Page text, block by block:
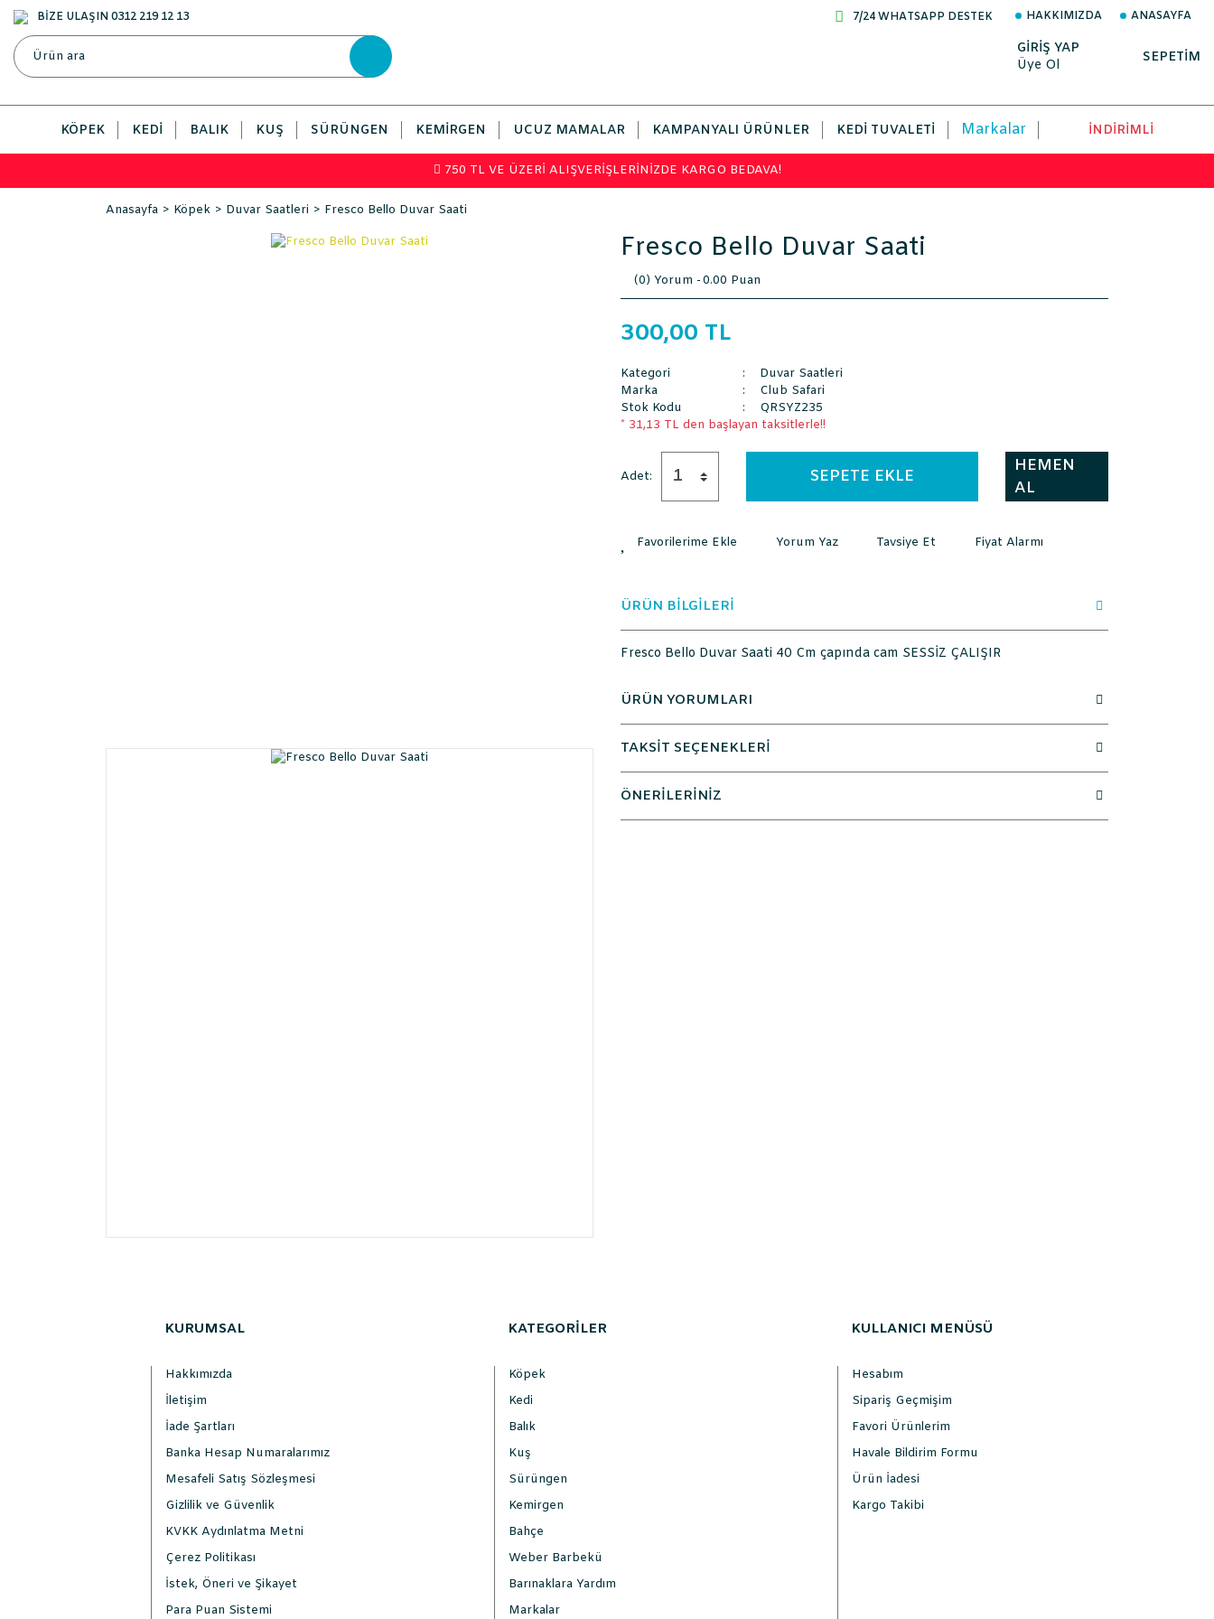
BİZE ULAŞIN 0312 219 12 13 7/24 WHATSAPP DESTEK HAKKIMIZDA ANASAYFA
GİRİŞ YAP
Üye Ol
SEPETİM
KÖPEK KEDI BALIK KUŞ SÜRÜNGEN KEMIRGEN UCUZ MAMALAR KAMPANYALI ÜRÜNLER KEDI TUVALETI Markalar İNDİRİMLİ
750 TL VE ÜZERİ ALIŞVERİŞLERİNİZDE KARGO BEDAVA!
Anasayfa Köpek Duvar Saatleri Fresco Bello Duvar Saati
Fresco Bello Duvar Saati
(0) Yorum -0.00 Puan
300,00 TL
Kategori
Duvar Saatleri
Marka
Club Safari
Stok Kodu
QRSYZ235
* 31,13 TL den başlayan taksitlerle!!
Adet: SEPETE EKLE
HEMEN
AL
Yorum Yaz Tavsiye Et Fiyat Alarmı
ÜRÜN BİLGİLERİ
Fresco Bello Duvar Saati 40 Cm çapında cam SESSİZ ÇALIŞIR
ÜRÜN YORUMLARI
TAKSİT SEÇENEKLERİ
ÖNERİLERİNİZ
KURUMSAL
Hakkımızda
İletişim
İade Şartları
Banka Hesap Numaralarımız
Mesafeli Satış Sözleşmesi
Gizlilik ve Güvenlik
KVKK Aydınlatma Metni
Çerez Politikası
İstek, Öneri ve Şikayet
Para Puan Sistemi
KATEGORİLER
Köpek
Kedi
Balık
Kuş
Sürüngen
Kemirgen
Bahçe
Weber Barbekü
Barınaklara Yardım
Markalar
KULLANICI MENÜSÜ
Hesabım
Sipariş Geçmişim
Favori Ürünlerim
Havale Bildirim Formu
Ürün İadesi
Kargo Takibi